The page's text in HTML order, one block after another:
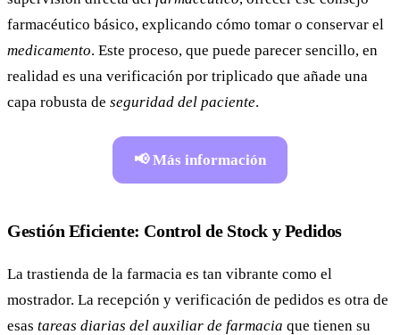
farmacéutico básico, explicando cómo tomar o conservar el
medicamento. Este proceso, que puede parecer sencillo, en
realidad es una verificación por triplicado que añade una
capa robusta de seguridad del paciente.
📢 Más información
Gestión Eficiente: Control de Stock y Pedidos
La trastienda de la farmacia es tan vibrante como el
mostrador. La recepción y verificación de pedidos es otra de
esas tareas diarias del auxiliar de farmacia que tienen su